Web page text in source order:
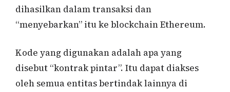
dihasilkan dalam transaksi dan
“menyebarkan” itu ke blockchain Ethereum.
Kode yang digunakan adalah apa yang
disebut “kontrak pintar”. Itu dapat diakses
oleh semua entitas bertindak lainnya di